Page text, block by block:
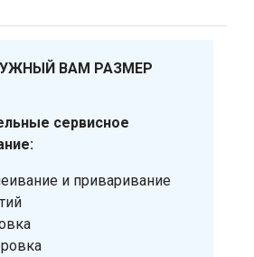
ВАМ РАЗМЕР
сервисное
и приваривание